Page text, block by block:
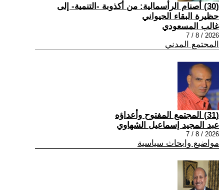
(30) أصنام الرأسمالية: من أكذوبة -التنمية- إلى
حظيرة البقاء الحيواني
غالب المسعودي
2026 / 8 / 7
المجتمع المدني
(31) المجتمع المفتوح وأعداؤه
عبد المجيد إسماعيل الشهاوي
2026 / 8 / 7
مواضيع وابحاث سياسية